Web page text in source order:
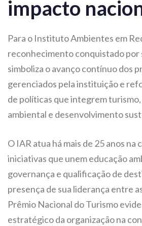
impacto
Para o Instituto Ambientes em
reconhecimento conquistado
simboliza o avanço contínuo dos
gerenciados pela instituição e
de políticas que integrem
ambiental e desenvolvimento
O IAR atua há mais de 25 anos na
iniciativas que unem educação
governança e qualificação de
presença de sua liderança entre
Prêmio Nacional do Turismo
estratégico da organização na